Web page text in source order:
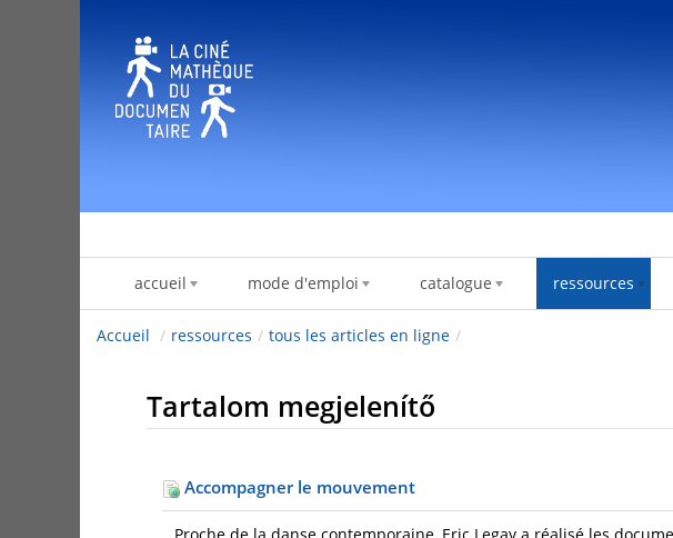
accueil mode d'emploi catalogue ressources
Accueil / ressources / tous les articles en ligne /
Tartalom megjelenítő
Accompagner le mouvement